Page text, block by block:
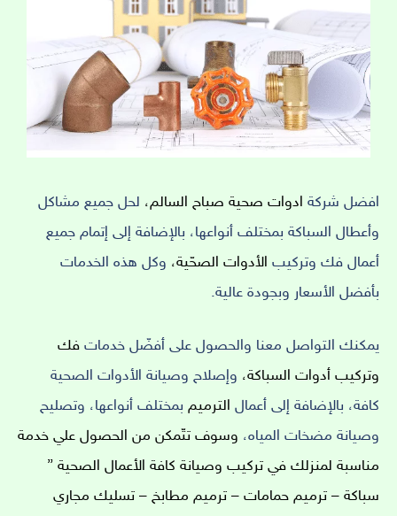
افضل شركة ادوات صحية صباح السالم، لحل جميع مشاكل
وأعطال السباكة بمختلف أنواعها، بالإضافة إلى إتمام جميع
أعمال فك وتركيب الأدوات الصحّية، وكل هذه الخدمات
بأفضل الأسعار وبجودة عالية.
يمكنك التواصل معنا والحصول على أفضّل خدمات فك
وتركيب أدوات السباكة، وإصلاح وصيانة الأدوات الصحية
كافة، بالإضافة إلى أعمال الترميم بمختلف أنواعها، وتصليح
وصيانة مضخات المياه، وسوف تتّمكن من الحصول علي خدمة
مناسبة لمنزلك في تركيب وصيانة كافة الأعمال الصحية ”
سباكة – ترميم حمامات – ترميم مطابخ – تسليك مجاري